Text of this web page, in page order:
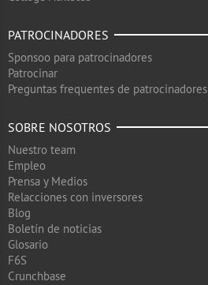
PATROCINADORES
Sponsoo para patrocinadores
Patrocinar
Preguntas frequentes de patrocinadores
SOBRE NOSOTROS
Nuestro team
Empleo
Prensa y Medios
Relacciones con inversores
Blog
Boletín de noticias
Glosario
F6S
Crunchbase